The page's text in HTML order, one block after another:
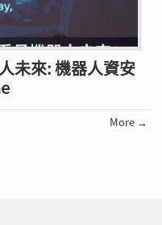
未來: 機器人資安
More →